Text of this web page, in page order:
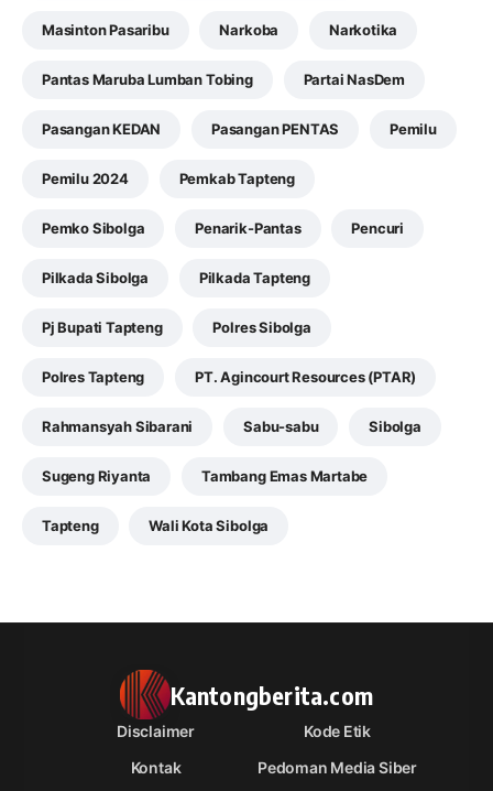
Masinton Pasaribu Narkoba Narkotika
Pantas Maruba Lumban Tobing Partai NasDem
Pasangan KEDAN Pasangan PENTAS Pemilu
Pemilu 2024 Pemkab Tapteng
Pemko Sibolga Penarik-Pantas Pencuri
Pilkada Sibolga Pilkada Tapteng
Pj Bupati Tapteng Polres Sibolga
Polres Tapteng PT. Agincourt Resources (PTAR)
Rahmansyah Sibarani Sabu-sabu Sibolga
Sugeng Riyanta Tambang Emas Martabe
Tapteng Wali Kota Sibolga
Kantongberita.com
Disclaimer
Kode Etik
Kontak
Pedoman Media Siber